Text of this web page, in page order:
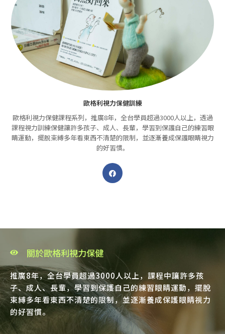
歐格利視力保健訓練
歐格利視力保健課程系列，推廣8年，全台學員超過3000人以上，透過
課程視力訓練保健讓許多孩子、成人、長輩，學習到保護自己的練習眼
睛運動，擺脫束縛多年看東西不清楚的限制，並逐漸養成保護眼睛視力
的好習慣。
關於歐格利視力保健
推廣8年，全台學員超過3000人以上，課程中讓許多孩
子、成人、長輩，學習到保護自己的練習眼睛運動，擺脫
束縛多年看東西不清楚的限制，並逐漸養成保護眼睛視力
的好習慣。